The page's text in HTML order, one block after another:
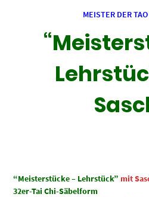
MEISTER DER
“Meisterstücke – Lehrstück” mit
32er-Tai Chi-Säbelform